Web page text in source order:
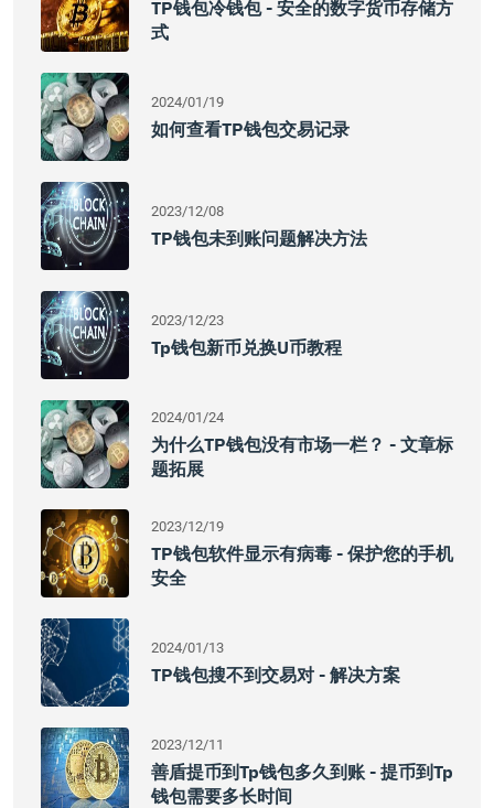
TP钱包冷钱包 - 安全的数字货币存储方
式
2024/01/19
如何查看TP钱包交易记录
2023/12/08
TP钱包未到账问题解决方法
2023/12/23
Tp钱包新币兑换u币教程
2024/01/24
为什么TP钱包没有市场一栏？ - 文章标
题拓展
2023/12/19
TP钱包软件显示有病毒 - 保护您的手机
安全
2024/01/13
TP钱包搜不到交易对 - 解决方案
2023/12/11
善盾提币到tp钱包多久到账 - 提币到tp
钱包需要多长时间